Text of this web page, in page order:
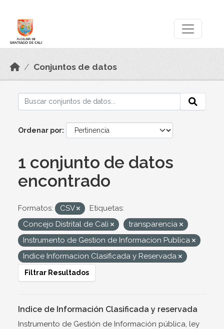
Conjuntos de datos
Ordenar por
1 conjunto de datos
encontrado
Formatos: CSV
Etiquetas:
Concejo Distrital de Cali
transparencia
Instrumento de Gestion de Informacion Publica
Indice Informacion Clasificada y Reservada
Filtrar Resultados
Indice de Información Clasificada y reservada
Instrumento de Gestión de Información pública, ley